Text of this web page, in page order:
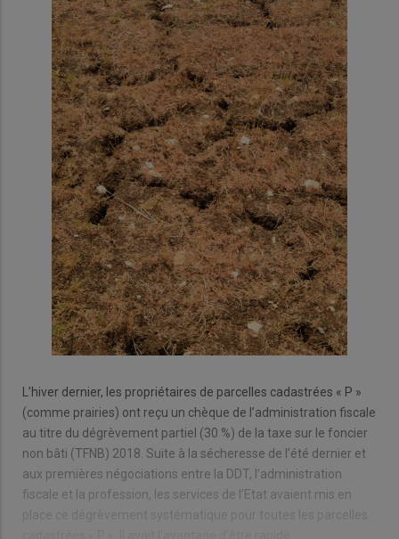
L’hiver dernier, les propriétaires de parcelles cadastrées « P »
(comme prairies) ont reçu un chèque de l’administration fiscale
au titre du dégrèvement partiel (30 %) de la taxe sur le foncier
non bâti (TFNB) 2018. Suite à la sécheresse de l’été dernier et
aux premières négociations entre la DDT, l’administration
fiscale et la profession, les services de l’Etat avaient mis en